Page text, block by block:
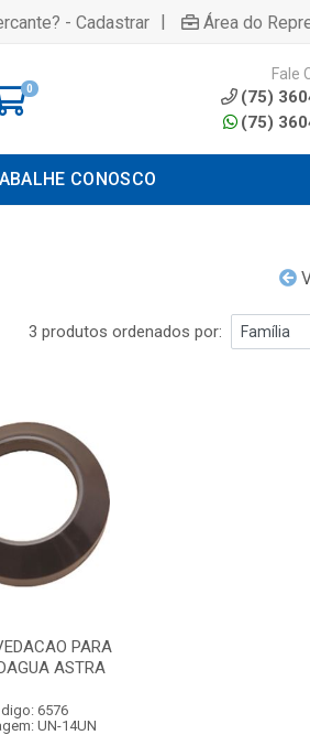
- Cadastrar | Área do
0
Fale
(75)
(75)
CONOSCO
3 produtos ordenados por:
PARA
ASTRA
6576
UN-14UN